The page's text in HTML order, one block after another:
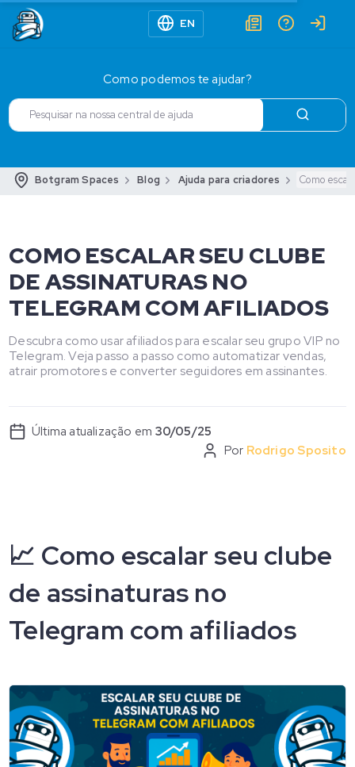
EN
Como podemos te ajudar?
Botgram Spaces Blog Ajuda para criadores Como
COMO ESCALAR SEU CLUBE
DE ASSINATURAS NO
TELEGRAM COM AFILIADOS
Descubra como usar afiliados para escalar seu grupo VIP no
Telegram. Veja passo a passo como automatizar vendas,
atrair promotores e converter seguidores em assinantes.
Última atualização em 30/05/25
Por Rodrigo Sposito
📈 Como escalar seu clube
de assinaturas no
Telegram com afiliados